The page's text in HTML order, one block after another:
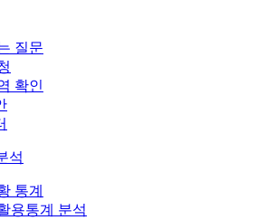
질문
확인
석
통계
용통계 분석